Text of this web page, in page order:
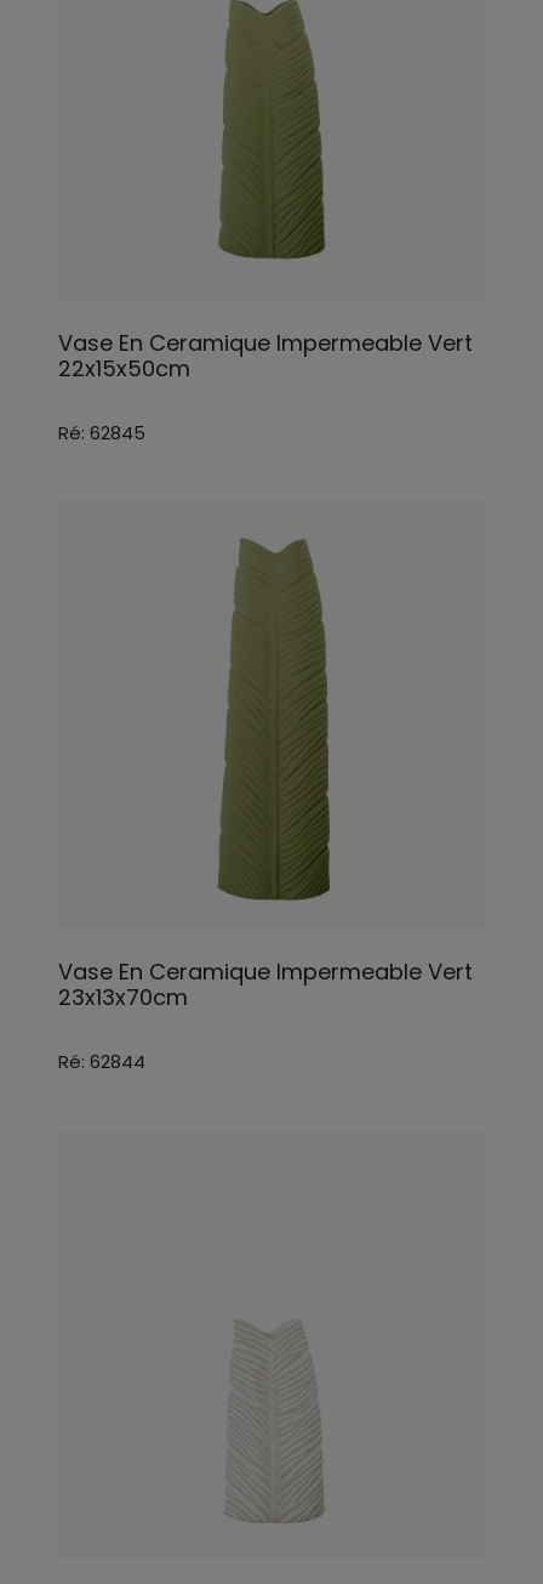
Vase En Ceramique Impermeable Vert
22x15x50cm
Ré: 62845
Vase En Ceramique Impermeable Vert
23x13x70cm
Ré: 62844